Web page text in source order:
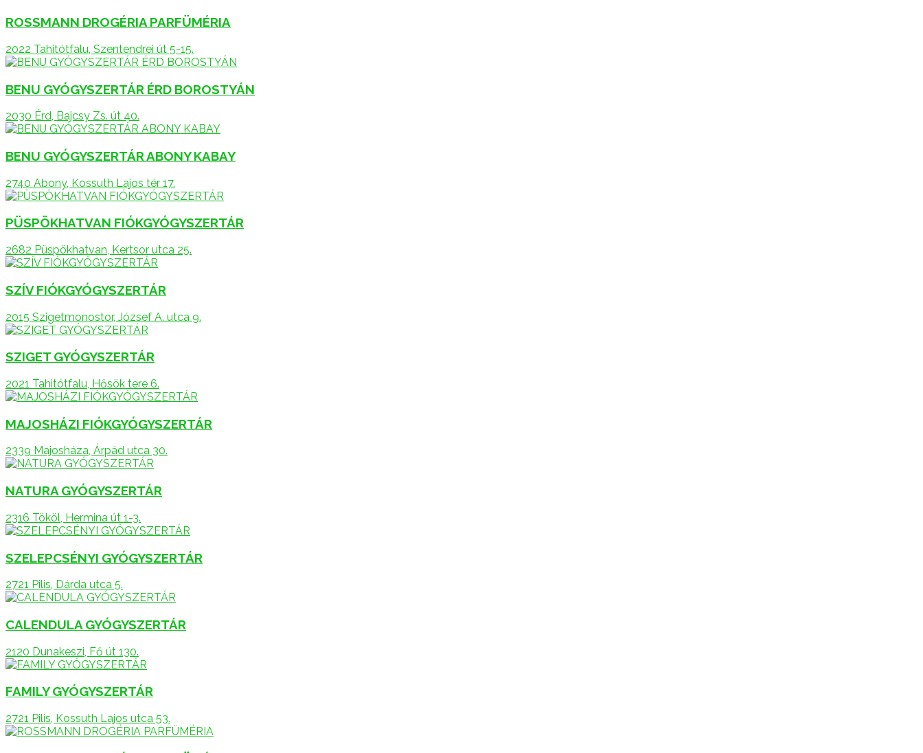
ROSSMANN DROGÉRIA PARFÜMÉRIA
2022 Tahitótfalu, Szentendrei út 5-15.
BENU GYÓGYSZERTÁR ÉRD BOROSTYÁN
2030 Érd, Bajcsy Zs. út 40.
BENU GYÓGYSZERTÁR ABONY KABAY
2740 Abony, Kossuth Lajos tér 17.
PÜSPÖKHATVAN FIÓKGYÓGYSZERTÁR
2682 Püspökhatvan, Kertsor utca 25.
SZÍV FIÓKGYÓGYSZERTÁR
2015 Szigetmonostor, József A. utca 9.
SZIGET GYÓGYSZERTÁR
2021 Tahitótfalu, Hősök tere 6.
MAJOSHÁZI FIÓKGYÓGYSZERTÁR
2339 Majosháza, Árpád utca 30.
NATURA GYÓGYSZERTÁR
2316 Tököl, Hermina út 1-3.
SZELEPCSÉNYI GYÓGYSZERTÁR
2721 Pilis, Dárda utca 5.
CALENDULA GYÓGYSZERTÁR
2120 Dunakeszi, Fő út 130.
FAMILY GYÓGYSZERTÁR
2721 Pilis, Kossuth Lajos utca 53.